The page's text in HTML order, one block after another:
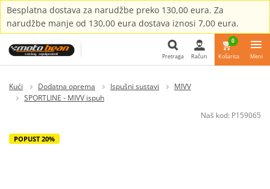
Besplatna dostava za narudžbe preko 130,00 eura. Za
narudžbe manje od 130,00 eura dostava iznosi 7,00 eura.
Pretraga Račun
0
Košarica Meni
Kući Dodatna oprema Ispušni sustavi
MIVV
SPORTLINE - MIVV ispuh
Naš kod: P159065
POPUST 20%